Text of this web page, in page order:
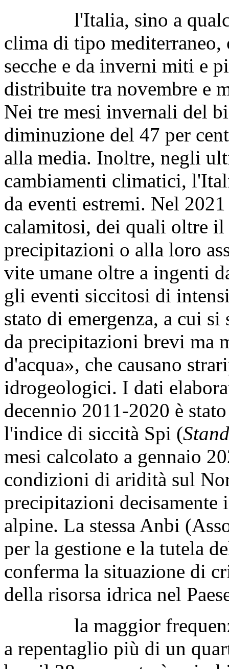
l'Italia, sino a qualche
clima di tipo mediterraneo,
secche e da inverni miti e
distribuite tra novembre e
Nei tre mesi invernali del
diminuzione del 47 per
alla media. Inoltre, negli
cambiamenti climatici,
da eventi estremi. Nel
calamitosi, dei quali oltre il
precipitazioni o alla loro
vite umane oltre a ingenti
gli eventi siccitosi di
stato di emergenza, a cui
da precipitazioni brevi ma
d'acqua», che causano
idrogeologici. I dati
decennio 2011-2020 è
l'indice di siccità Spi (
mesi calcolato a gennaio
condizioni di aridità sul
precipitazioni
alpine. La stessa Anbi
per la gestione e la tutela
conferma la situazione di
della risorsa idrica nel
la maggior frequenza
a repentaglio più di un